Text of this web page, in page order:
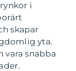
i
skapar
yta.
vara snabba